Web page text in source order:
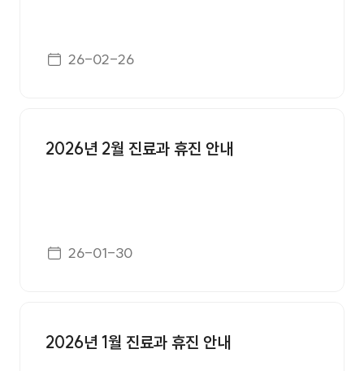
게시일자
26-02-26
2026년 2월 진료과 휴진 안내
게시일자
26-01-30
2026년 1월 진료과 휴진 안내